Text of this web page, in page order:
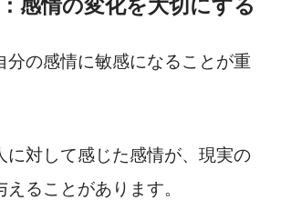
感情の変化を大切にする
分の感情に敏感になることが重
に対して感じた感情が、現実の
ることがあります。